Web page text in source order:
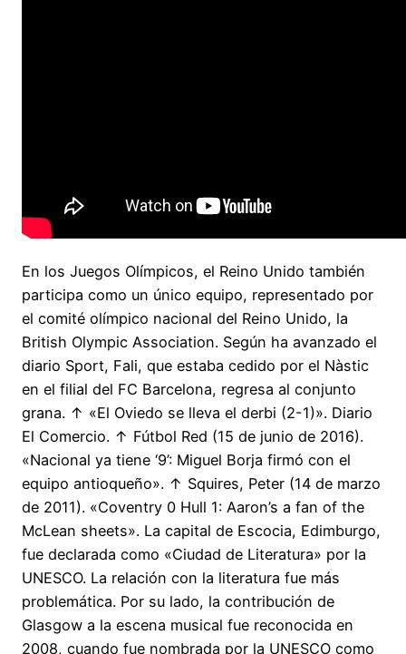
En los Juegos Olímpicos, el Reino Unido también
participa como un único equipo, representado por
el comité olímpico nacional del Reino Unido, la
British Olympic Association. Según ha avanzado el
diario Sport, Fali, que estaba cedido por el Nàstic
en el filial del FC Barcelona, regresa al conjunto
grana. ↑ «El Oviedo se lleva el derbi (2-1)». Diario
El Comercio. ↑ Fútbol Red (15 de junio de 2016).
«Nacional ya tiene ‘9’: Miguel Borja firmó con el
equipo antioqueño». ↑ Squires, Peter (14 de marzo
de 2011). «Coventry 0 Hull 1: Aaron’s a fan of the
McLean sheets». La capital de Escocia, Edimburgo,
fue declarada como «Ciudad de Literatura» por la
UNESCO. La relación con la literatura fue más
problemática. Por su lado, la contribución de
Glasgow a la escena musical fue reconocida en
2008, cuando fue nombrada por la UNESCO como